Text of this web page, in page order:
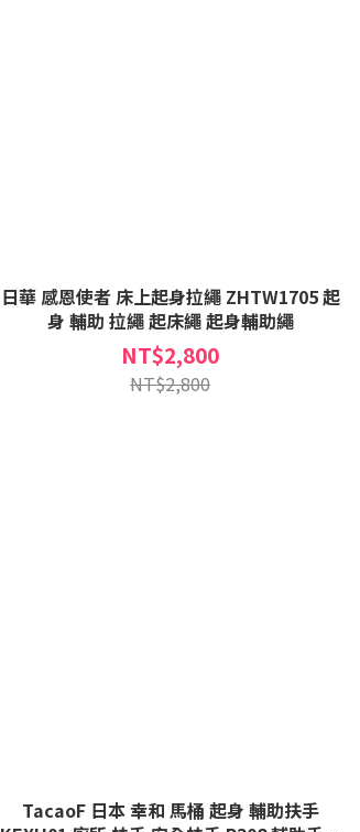
日華 感恩使者 床上起身拉繩 ZHTW1705 起
身 輔助 拉繩 起床繩 起身輔助繩
NT$2,800
NT$2,800
TacaoF 日本 幸和 馬桶 起身 輔助扶手